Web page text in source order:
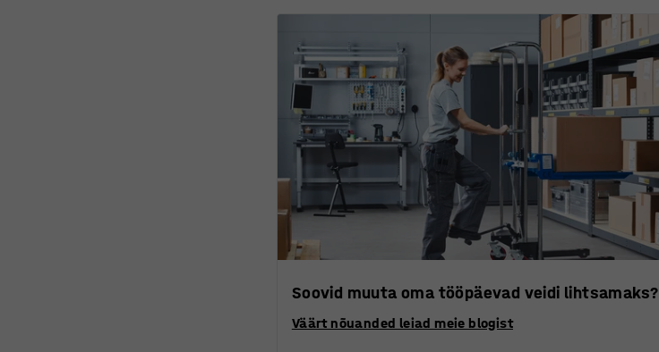
Soovid muuta oma tööpäevad veidi lihtsamaks?
Väärt nõuanded leiad meie blogist